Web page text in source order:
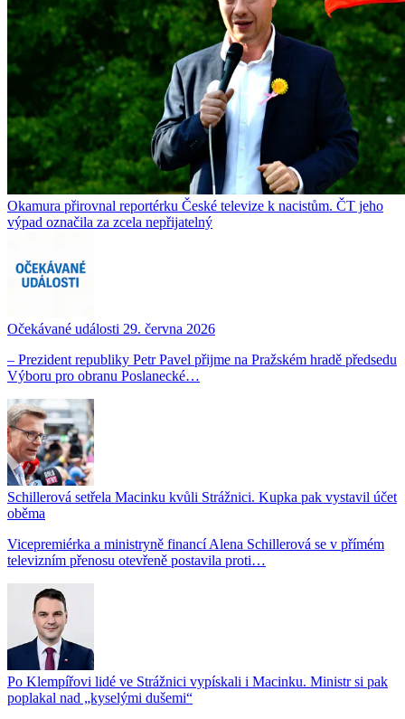
Okamura přirovnal reportérku České televize k nacistům. ČT jeho
výpad označila za zcela nepřijatelný
Očekávané události 29. června 2026
– Prezident republiky Petr Pavel přijme na Pražském hradě předsedu
Výboru pro obranu Poslanecké…
Schillerová setřela Macinku kvůli Strážnici. Kupka pak vystavil účet
oběma
Vicepremiérka a ministryně financí Alena Schillerová se v přímém
televizním přenosu otevřeně postavila proti…
Po Klempířovi lidé ve Strážnici vypískali i Macinku. Ministr si pak
poplakal nad „kyselými dušemi“